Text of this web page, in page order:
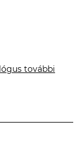
további